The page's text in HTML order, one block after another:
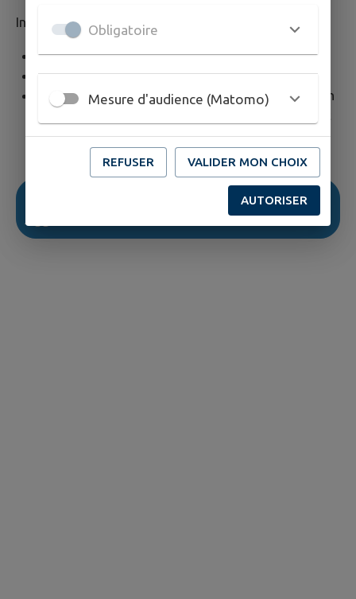
Infos réservations ;
En ligne sur le site de L’va
Par mail àlvasurdemande@ratpdev.com
Par téléphone au0 810 810 414(0,05 € TTC/min
14h-18h, auprès d'un opérateur qui enregistre la
demande.
Plus d'information > Vienne Condrieu
Obligatoire
Mesure d'audience (Matomo)
REFUSER VALIDER MON CHOIX
AUTORISER